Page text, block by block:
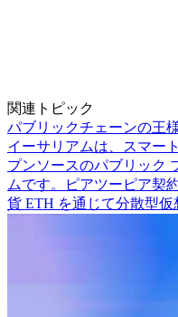
関連トピック
パブリックチェーンの王
イーサリアムは、スマー
プンソースのパブリック
ムです。ピアツーピア契
貨 ETH を通じて分散型仮